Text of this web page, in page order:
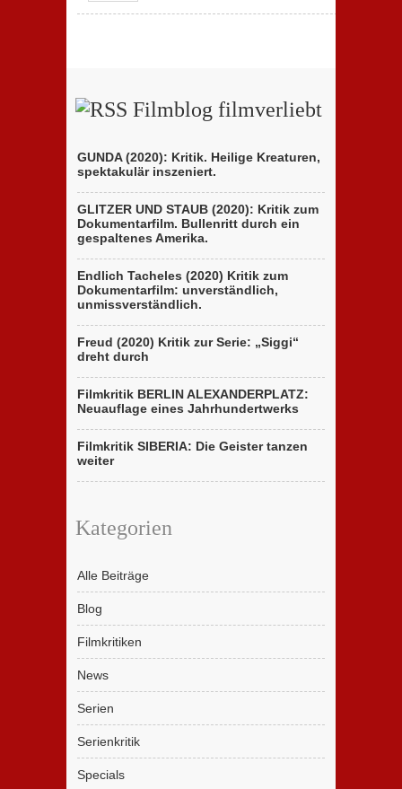
Filmblog filmverliebt
GUNDA (2020): Kritik. Heilige Kreaturen,
spektakulär inszeniert.
GLITZER UND STAUB (2020): Kritik zum
Dokumentarfilm. Bullenritt durch ein
gespaltenes Amerika.
Endlich Tacheles (2020) Kritik zum
Dokumentarfilm: unverständlich,
unmissverständlich.
Freud (2020) Kritik zur Serie: „Siggi“
dreht durch
Filmkritik BERLIN ALEXANDERPLATZ:
Neuauflage eines Jahrhundertwerks
Filmkritik SIBERIA: Die Geister tanzen
weiter
Kategorien
Alle Beiträge
Blog
Filmkritiken
News
Serien
Serienkritik
Specials